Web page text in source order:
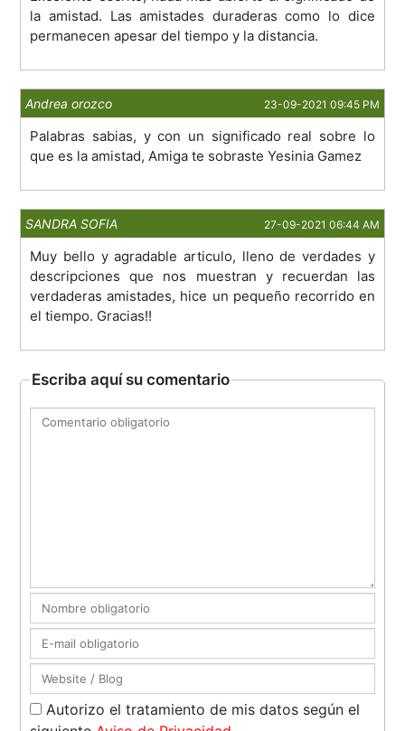
la amistad. Las amistades duraderas como lo dice
permanecen apesar del tiempo y la distancia.
Andrea orozco 23-09-2021 09:45 PM
Palabras sabias, y con un significado real sobre lo
que es la amistad, Amiga te sobraste Yesinia Gamez
SANDRA SOFIA 27-09-2021 06:44 AM
Muy bello y agradable articulo, lleno de verdades y
descripciones que nos muestran y recuerdan las
verdaderas amistades, hice un pequeño recorrido en
el tiempo. Gracias!!
Escriba aquí su comentario
Autorizo el tratamiento de mis datos según el